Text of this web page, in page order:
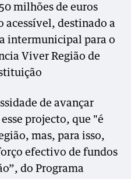
milhões de euros
acessível, destinado a
intermunicipal para o
Viver Região de
de avançar
projecto, que "é
mas, para isso,
efectivo de fundos
do Programa